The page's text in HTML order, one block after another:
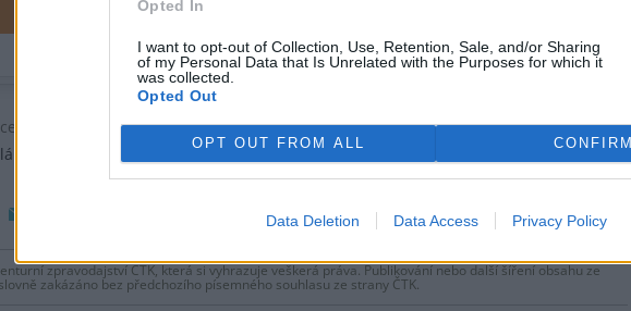
Opted In
I want to opt-out of Collection, Use, Retention, Sale, and/or Sharing
of my Personal Data that Is Unrelated with the Purposes for which it
was collected.
Opted Out
OPT OUT FROM ALL CONFIRM
Data Deletion Data Access Privacy Policy
|
Přispějte si na napsání dalšího .
zpravodajství ČTK, která si vyhrazuje veškerá práva. Publikování nebo další šíření obsahu ze
zakázáno bez předchozího písemného souhlasu ze strany ČTK.